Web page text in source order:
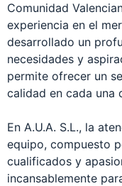
Comunidad
experiencia en el
desarrollado un
necesidades y
permite ofrecer un
calidad en cada una
En A.U.A. S.L., la
equipo, compuesto
cualificados y
incansablemente